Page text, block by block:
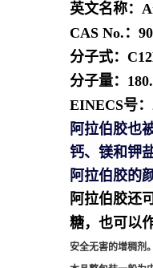
英文名称：
CAS No.：
分子式：
分子量：
EINECS号：
阿拉伯胶也
钙、镁和钾
阿拉伯胶的
阿拉伯胶还
糖，也可以
安全无害的增稠剂